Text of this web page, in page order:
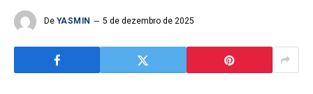
De YASMIN 5 de dezembro de 2025